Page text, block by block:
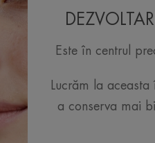
Este în centrul
Lucrăm la
a conserva mai